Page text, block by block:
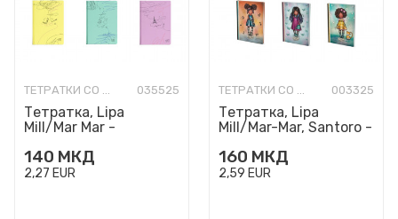
ТЕТРАТКИ СО ТВРДИ КОРИЦИ 035525
Тетратка, Lipa
Mill/Mar Mar -
140 МКД
2,27 EUR
ТЕТРАТКИ СО ТВРДИ КОРИЦИ 003325
Тетратка, Lipa
Mill/Mar-Mar, Santoro -
160 МКД
2,59 EUR